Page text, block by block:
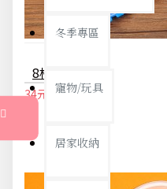
冬季專區
寵物/玩具
居家收納
34元 36元